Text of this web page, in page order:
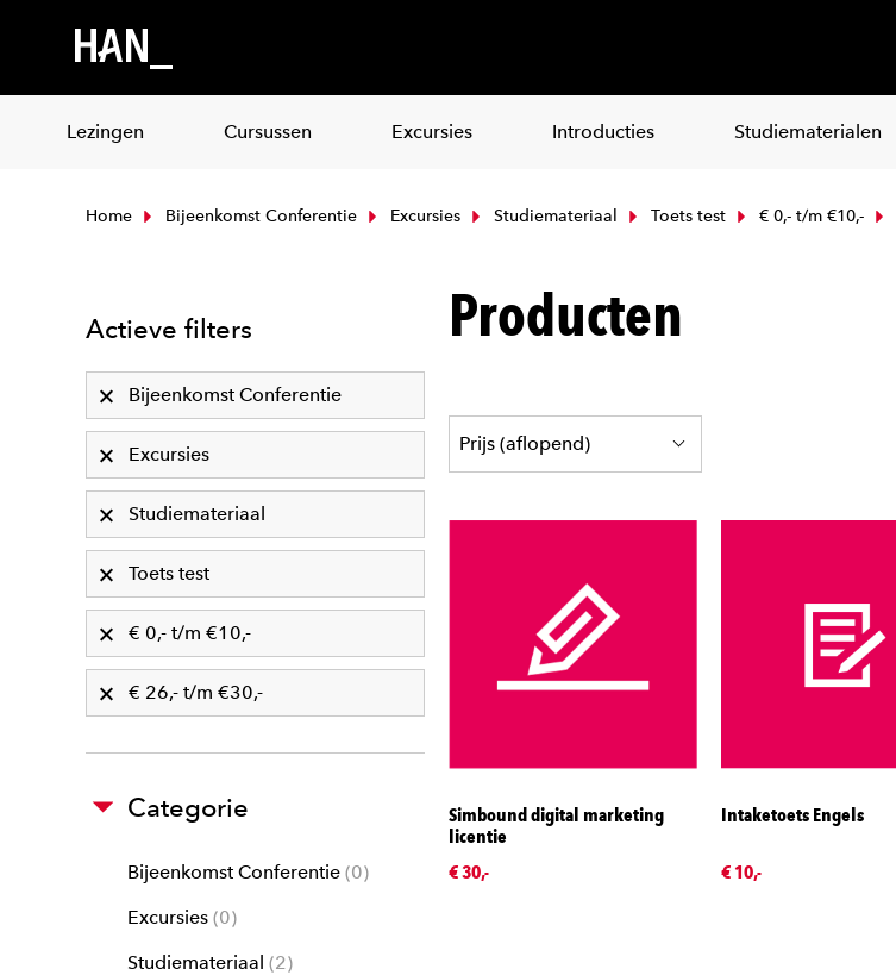
Lezingen Cursussen Excursies Introducties Studiematerialen
Home Bijeenkomst Conferentie Excursies Studiemateriaal Toets test € 0,- t/m €10,-
Actieve filters
Bijeenkomst Conferentie
Excursies
Studiemateriaal
Toets test
€ 0,- t/m €10,-
€ 26,- t/m €30,-
Categorie
Bijeenkomst Conferentie 0
Excursies 0
Studiemateriaal 2
Producten
Simbound digital marketing
licentie
€ 30,-
Intaketoets Engels
€ 10,-